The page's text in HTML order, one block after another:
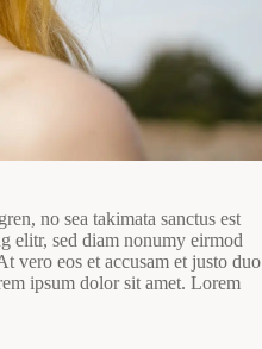
no sea takimata sanctus est
elitr, sed diam nonumy eirmod
vero eos et accusam et justo duo
ipsum dolor sit amet. Lorem